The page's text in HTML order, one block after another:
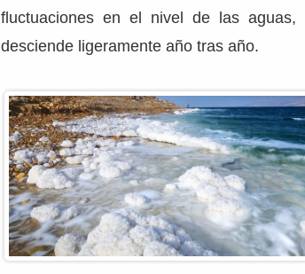
fluctuaciones en el nivel de las aguas,
desciende ligeramente año tras año.